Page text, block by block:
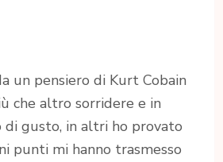
un pensiero di Kurt Cobain
che altro sorridere e in
gusto, in altri ho provato
punti mi hanno trasmesso